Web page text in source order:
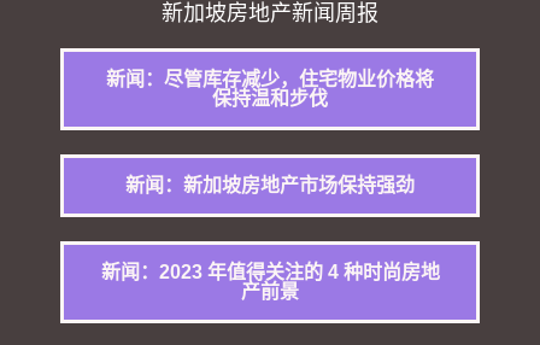
新加坡房地产新闻周报
新闻：尽管库存减少，住宅物业价格将
保持温和步伐
新闻：新加坡房地产市场保持强劲
新闻：2023 年值得关注的 4 种时尚房地
产前景